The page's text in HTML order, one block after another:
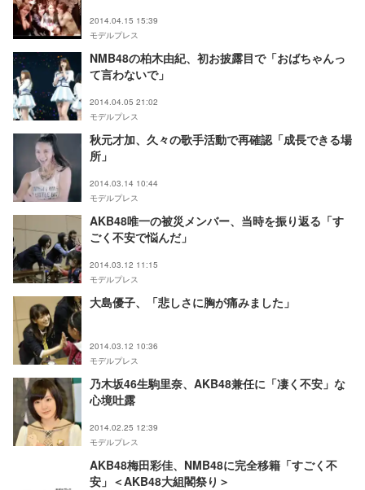
2014.04.15 15:39
モデルプレス
NMB48の柏木由紀、初お披露目で「おばちゃんっ
て言わないで」
2014.04.05 21:02
モデルプレス
秋元才加、久々の歌手活動で再確認「成長できる場
所」
2014.03.14 10:44
モデルプレス
AKB48唯一の被災メンバー、当時を振り返る「す
ごく不安で悩んだ」
2014.03.12 11:15
モデルプレス
大島優子、「悲しさに胸が痛みました」
2014.03.12 10:36
モデルプレス
乃木坂46生駒里奈、AKB48兼任に「凄く不安」な
心境吐露
2014.02.25 12:39
モデルプレス
AKB48梅田彩佳、NMB48に完全移籍「すごく不
安」＜AKB48大組閣祭り＞